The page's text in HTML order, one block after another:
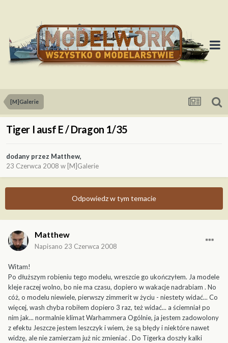
[M]Galerie
Tiger I ausf E / Dragon 1/35
dodany przez Matthew,
23 Czerwca 2008 w [M]Galerie
Odpowiedz w tym temacie
Matthew
Napisano 23 Czerwca 2008
Witam!
Po dłuższym robieniu tego modelu, wreszcie go ukończyłem. Ja modele
kleje raczej wolno, bo nie ma czasu, dopiero w wakacje nadrabiam . No
cóż, o modelu niewiele, pierwszy zimmerit w życiu - niestety widać... Co
więcej, wash chyba robiłem dopiero 3 raz, też widać... a ściemniał po
nim jak... normalnie klimat Warhammera Ogólnie, ja jestem zadowolony
z efektu Jeszcze jestem leszczyk i wiem, że są błędy i niektóre nawet
widzę, ale nie zamierzam już nic zmieniać . Do Tigerka doszły kalki